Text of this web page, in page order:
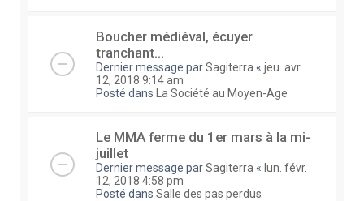
Boucher médiéval, écuyer
tranchant...
Dernier message parSagiterra « jeu. avr.
12, 2018 9:14 am
Posté dans
La Société au Moyen-Age
Le MMA ferme du 1er mars à la mi-
juillet
Dernier message parSagiterra « lun. févr.
12, 2018 4:58 pm
Posté dans Salle des pas perdus